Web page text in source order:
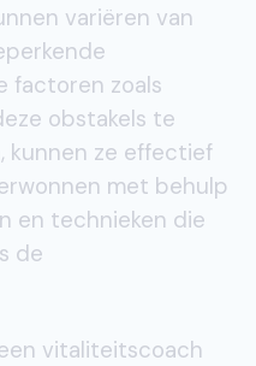
variëren van
factoren zoals
obstakels te
kunnen ze effectief
met behulp
en technieken die
de
vitaliteitscoach